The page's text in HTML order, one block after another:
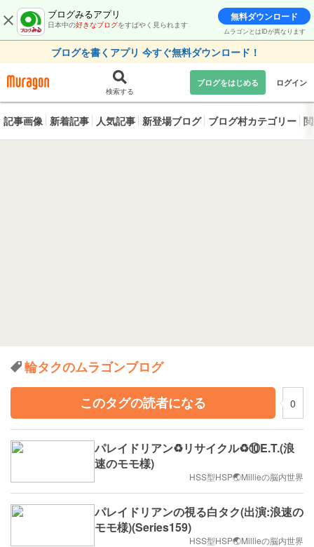
ブログみるアプリ
日本中の好きなブログをすばやく見られます
無料ダウンロード
ムラゴンとはIDが異なります
ブログを書くアプリ 今すぐ無料ダウンロード！
検索する
ブログをはじめる ログイン
記事画像 新着記事 人気記事 新登場ブログ ブログ村カテゴリー
輪タクのムラゴンブログ
このタグの読者になる
0
パレイドリアン♻️リサイクル♻️⑩E.T.(浪
速のモモ様)
HSS型HSP🌏Millieの脳内世界
パレイドリアンの視る白タク(出演:浪速の
モモ様)(Series159)
HSS型HSP🌏Millieの脳内世界